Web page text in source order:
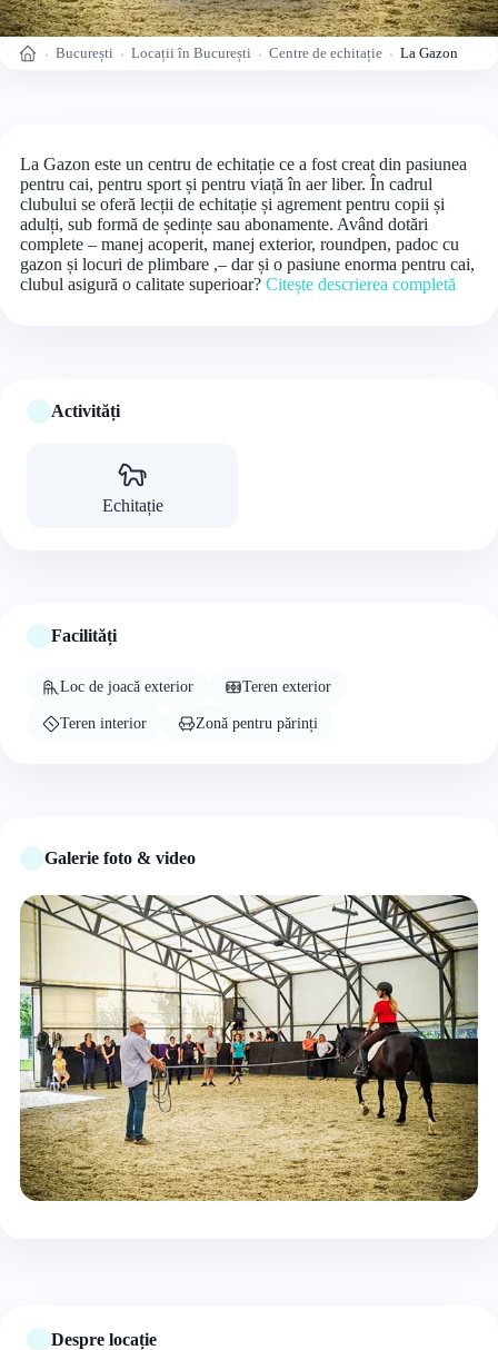
Acasă București Locații în București Centre de echitație La Gazon
La Gazon este un centru de echitație ce a fost creat din pasiunea
pentru cai, pentru sport și pentru viață în aer liber. În cadrul
clubului se oferă lecții de echitație și agrement pentru copii și
adulți, sub formă de ședințe sau abonamente. Având dotări
complete – manej acoperit, manej exterior, roundpen, padoc cu
gazon și locuri de plimbare ,– dar și o pasiune enorma pentru cai,
clubul asigură o calitate superioar? Citește descrierea completă
Activități
Echitație
Facilități
Loc de joacă exterior Teren exterior
Teren interior Zonă pentru părinți
Galerie foto & video
Despre locație